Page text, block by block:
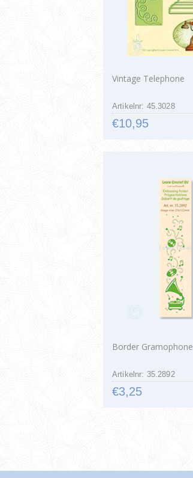
Vintage Telephone
Artikelnr: 45.3028
€10,95
Border Gramophone
Artikelnr: 35.2892
€3,25